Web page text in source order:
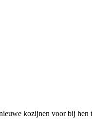
kozijnen voor bij